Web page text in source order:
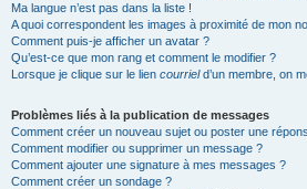
Ma langue n’est pas dans la liste !
A quoi correspondent les images à proximité de mon
Comment puis-je afficher un avatar ?
Qu’est-ce que mon rang et comment le modifier ?
Lorsque je clique sur le lien courrield’un membre, on
Problèmes liés à la publication de messages
Comment créer un nouveau sujet ou poster une
Comment modifier ou supprimer un message ?
Comment ajouter une signature à mes messages ?
Comment créer un sondage ?